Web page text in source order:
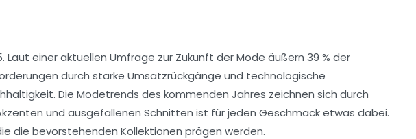
Laut einer aktuellen Umfrage zur Zukunft der Mode äußern 39 % der
durch starke Umsatzrückgänge und technologische
. Die Modetrends des kommenden Jahres zeichnen sich durch
und ausgefallenen Schnitten ist für jeden Geschmack etwas dabei.
die bevorstehenden Kollektionen prägen werden.